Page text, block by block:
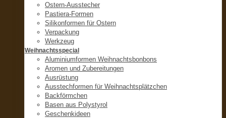
Ostern-Ausstecher
Pastiera-Formen
Silikonformen für Ostern
Verpackung
Werkzeug
Weihnachtsspecial
Aluminiumformen Weihnachtsbonbons
Aromen und Zubereitungen
Ausrüstung
Ausstechformen für Weihnachtsplätzchen
Backförmchen
Basen aus Polystyrol
Geschenkideen